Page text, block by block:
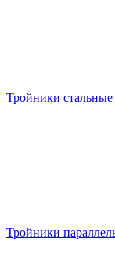
Тройники
Тройники